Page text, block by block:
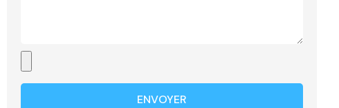
ENVOYER